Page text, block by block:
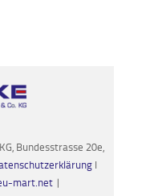
Bundesstrasse 20e,
I
mart.net |